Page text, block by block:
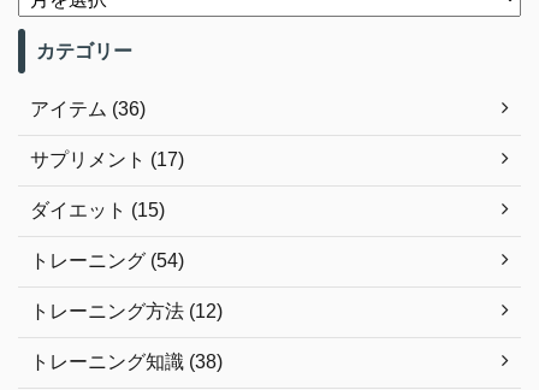
カテゴリー
アイテム (36)
サプリメント (17)
ダイエット (15)
トレーニング (54)
トレーニング方法 (12)
トレーニング知識 (38)